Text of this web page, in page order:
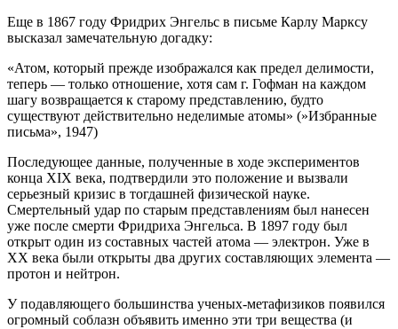
Еще в 1867 году Фридрих Энгельс в письме Карлу Марксу
высказал замечательную догадку:
«Атом, который прежде изображался как предел делимости,
теперь — только отношение, хотя сам г. Гофман на каждом
шагу возвращается к старому представлению, будто
существуют действительно неделимые атомы» (»Избранные
письма», 1947)
Последующее данные, полученные в ходе экспериментов
конца XIX века, подтвердили это положение и вызвали
серьезный кризис в тогдашней физической науке.
Смертельный удар по старым представлениям был нанесен
уже после смерти Фридриха Энгельса. В 1897 году был
открыт один из составных частей атома — электрон. Уже в
XX века были открыты два других составляющих элемента —
протон и нейтрон.
У подавляющего большинства ученых-метафизиков появился
огромный соблазн объявить именно эти три вещества (и